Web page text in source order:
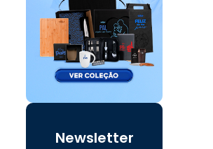
Newsletter